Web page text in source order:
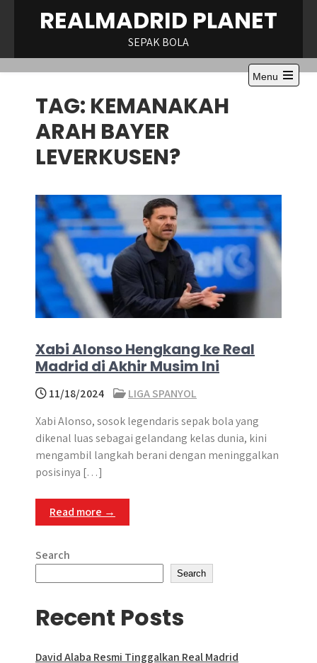
REALMADRID PLANET
SEPAK BOLA
Menu
Open
TAG: KEMANAKAH
ARAH BAYER
LEVERKUSEN?
Xabi Alonso Hengkang ke Real
Madrid di Akhir Musim Ini
11/18/2024
LIGA SPANYOL
Xabi Alonso, sosok legendaris sepak bola yang
dikenal luas sebagai gelandang kelas dunia, kini
mengambil langkah berani dengan meninggalkan
posisinya […]
Read more →
Search
Search
Recent Posts
David Alaba Resmi Tinggalkan Real Madrid